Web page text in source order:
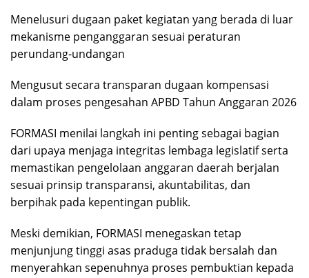
Menelusuri dugaan paket kegiatan yang berada di luar
mekanisme penganggaran sesuai peraturan
perundang-undangan
Mengusut secara transparan dugaan kompensasi
dalam proses pengesahan APBD Tahun Anggaran 2026
FORMASI menilai langkah ini penting sebagai bagian
dari upaya menjaga integritas lembaga legislatif serta
memastikan pengelolaan anggaran daerah berjalan
sesuai prinsip transparansi, akuntabilitas, dan
berpihak pada kepentingan publik.
Meski demikian, FORMASI menegaskan tetap
menjunjung tinggi asas praduga tidak bersalah dan
menyerahkan sepenuhnya proses pembuktian kepada